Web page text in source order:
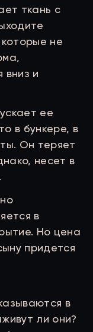
ткань с
не
вниз и
ее
в бункере, в
Он теряет
несет в
в
Но цена
придется
в
ли они?